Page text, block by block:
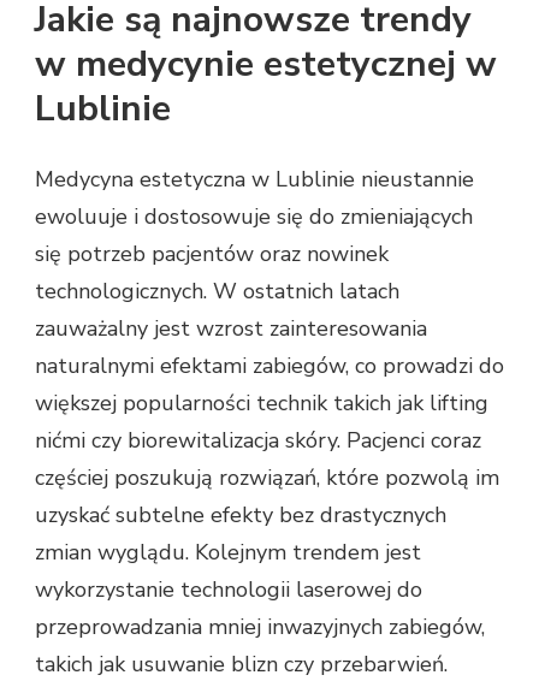
Jakie są najnowsze trendy
w medycynie estetycznej w
Lublinie
Medycyna estetyczna w Lublinie nieustannie
ewoluuje i dostosowuje się do zmieniających
się potrzeb pacjentów oraz nowinek
technologicznych. W ostatnich latach
zauważalny jest wzrost zainteresowania
naturalnymi efektami zabiegów, co prowadzi do
większej popularności technik takich jak lifting
nićmi czy biorewitalizacja skóry. Pacjenci coraz
częściej poszukują rozwiązań, które pozwolą im
uzyskać subtelne efekty bez drastycznych
zmian wyglądu. Kolejnym trendem jest
wykorzystanie technologii laserowej do
przeprowadzania mniej inwazyjnych zabiegów,
takich jak usuwanie blizn czy przebarwień.